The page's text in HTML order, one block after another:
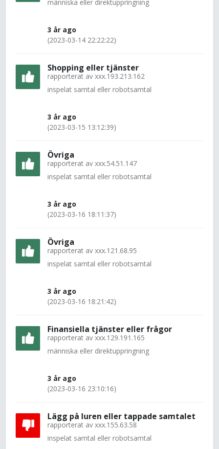
människa eller direktuppringning
3 år ago
(2023-03-14 22:22:22)
Shopping eller tjänster
rapporterat av xxx.193.213.162
inspelat samtal eller robotsamtal
3 år ago
(2023-03-15 13:12:39)
Övriga
rapporterat av xxx.54.51.147
inspelat samtal eller robotsamtal
3 år ago
(2023-03-16 18:11:37)
Övriga
rapporterat av xxx.121.68.95
inspelat samtal eller robotsamtal
3 år ago
(2023-03-16 18:21:42)
Finansiella tjänster eller frågor
rapporterat av xxx.129.191.165
människa eller direktuppringning
3 år ago
(2023-03-16 23:10:16)
Lägg på luren eller tappade samtalet
rapporterat av xxx.155.63.58
inspelat samtal eller robotsamtal